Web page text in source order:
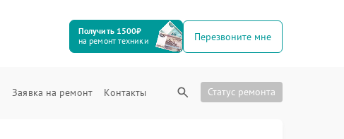
Получить 1500₽
на ремонт техники
Перезвоните мне
Заявка на ремонт Контакты Статус ремонта